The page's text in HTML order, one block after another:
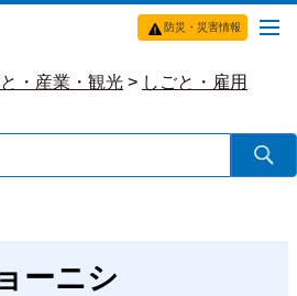
防災・災害情報
・産業・観光 > しごと・雇用
ーニシ